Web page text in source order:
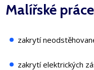
Malířské
zakrytí
zakrytí elektrických